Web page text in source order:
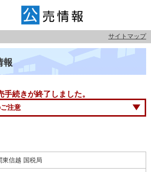
サイトマップ
報
手続きが終了しました。
注意
東信越 国税局